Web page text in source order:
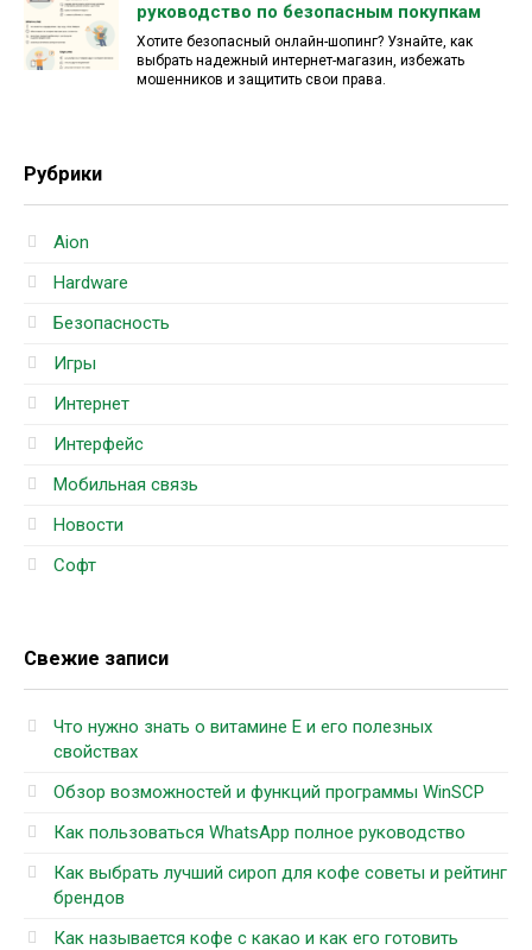
руководство по безопасным покупкам
Хотите безопасный онлайн-шопинг? Узнайте, как
выбрать надежный интернет-магазин, избежать
мошенников и защитить свои права.
Рубрики
Aion
Hardware
Безопасность
Игры
Интернет
Интерфейс
Мобильная связь
Новости
Софт
Свежие записи
Что нужно знать о витамине Е и его полезных
свойствах
Обзор возможностей и функций программы WinSCP
Как пользоваться WhatsApp полное руководство
Как выбрать лучший сироп для кофе советы и рейтинг
брендов
Как называется кофе с какао и как его готовить